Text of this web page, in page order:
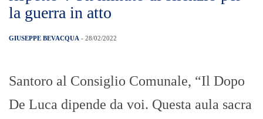
la guerra in atto
GIUSEPPE BEVACQUA - 28/02/2022
Santoro al Consiglio Comunale, “Il Dopo
De Luca dipende da voi. Questa aula sacra